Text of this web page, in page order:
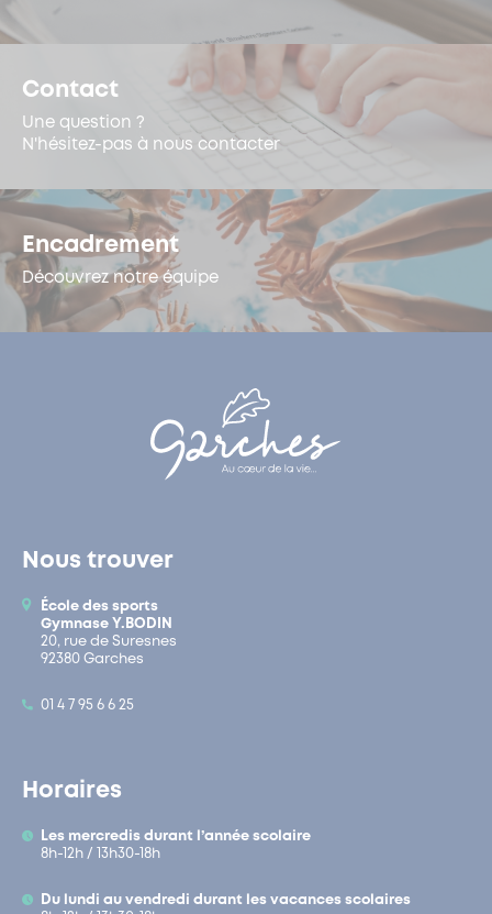
Contact
Une question ?
N'hésitez-pas à nous contacter
Encadrement
Découvrez notre équipe
Nous trouver
École des sports
Gymnase Y.BODIN
20, rue de Suresnes
92380 Garches
01 4 7 95 6 6 25
Horaires
Les mercredis durant l’année scolaire
8h-12h / 13h30-18h
Du lundi au vendredi durant les vacances scolaires